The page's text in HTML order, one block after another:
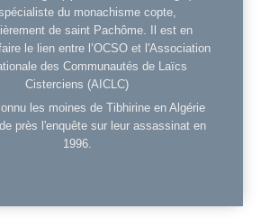
du monachisme copte,
de saint Pachôme. Il est en
le lien entre l’OCSO et l'Association
des Communautés de Laïcs
Cisterciens (AICLC)
les moines de Tibhirine en Algérie
près l'enquête sur leur assassinat en
1996.